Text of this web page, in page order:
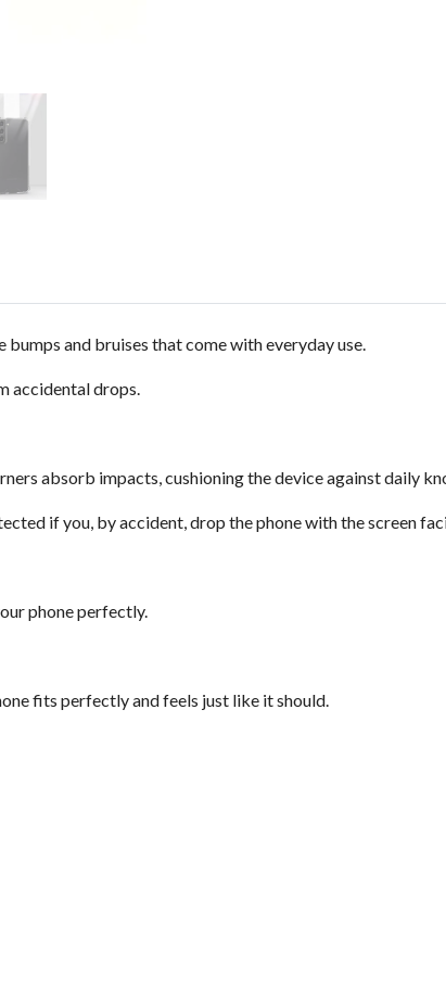
and bruises that come with everyday use.
accidental drops.
absorb impacts, cushioning the device against daily
if you, by accident, drop the phone with the screen
phone perfectly.
fits perfectly and feels just like it should.